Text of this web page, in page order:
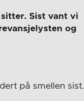
Sist vant vi
og
på smellen sist.